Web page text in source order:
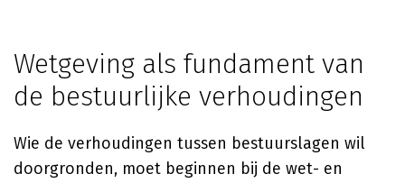
Wetgeving als fundament van
de bestuurlijke verhoudingen
Wie de verhoudingen tussen bestuurslagen wil
doorgronden, moet beginnen bij de wet- en